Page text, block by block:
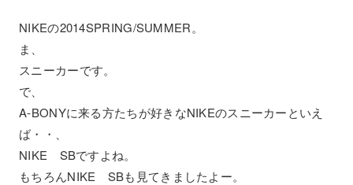
NIKEの2014SPRING/SUMMER。
ま、
スニーカーです。
で、
A-BONYに来る方たちが好きなNIKEのスニーカーといえ
ば・・、
NIKE SBですよね。
もちろんNIKE SBも見てきましたよー。